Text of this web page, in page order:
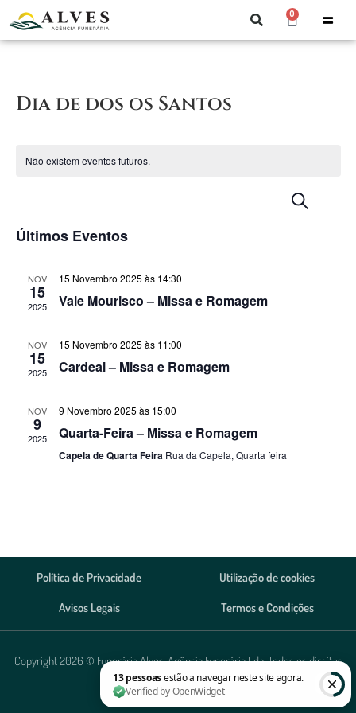
0
Dia de dos os Santos
Não existem eventos futuros.
Pesquisar
Últimos Eventos
NOV
15
2025
15 Novembro 2025 às 14:30
Vale Mourisco – Missa e Romagem
NOV
15
2025
15 Novembro 2025 às 11:00
Cardeal – Missa e Romagem
NOV
9
2025
9 Novembro 2025 às 15:00
Quarta-Feira – Missa e Romagem
Capela de Quarta Feira Rua da Capela, Quarta feira
Política de Privacidade
Utilização de cookies
Avisos Legais
Termos e Condições
Copyright 2026 © Funerária Alves, Agência Funerária Lda. Todos os direitos
reservados